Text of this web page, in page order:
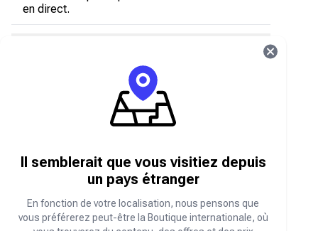
en direct.
Les diamants Hago sont la monnaie virtuelle de
l'application utilisée pour:
Envoyez des cadeaux pendant les discussions
et les diffusions en direct
Achetez des articles et effets spéciaux
Participez à des activités exclusives au sein
de l'application
Il semblerait que vous visitiez depuis
un pays étranger
En fonction de votre localisation, nous pensons que
vous préférerez peut-être la Boutique internationale, où